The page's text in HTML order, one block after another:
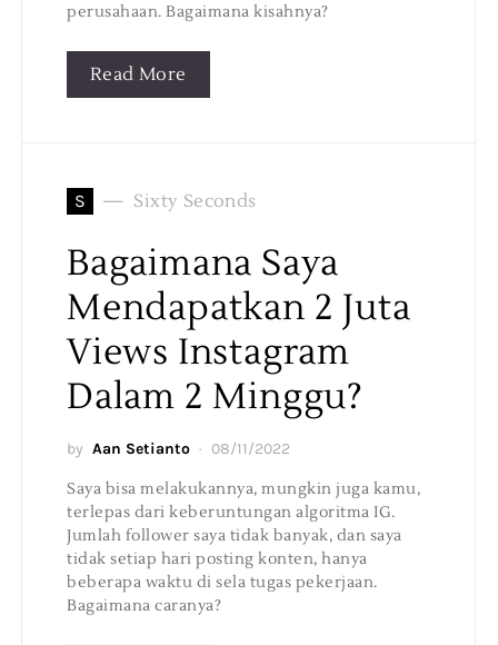
perusahaan. Bagaimana kisahnya?
Read More
S Sixty Seconds
Bagaimana Saya
Mendapatkan 2 Juta
Views Instagram
Dalam 2 Minggu?
by Aan Setianto 08/11/2022
Saya bisa melakukannya, mungkin juga kamu,
terlepas dari keberuntungan algoritma IG.
Jumlah follower saya tidak banyak, dan saya
tidak setiap hari posting konten, hanya
beberapa waktu di sela tugas pekerjaan.
Bagaimana caranya?